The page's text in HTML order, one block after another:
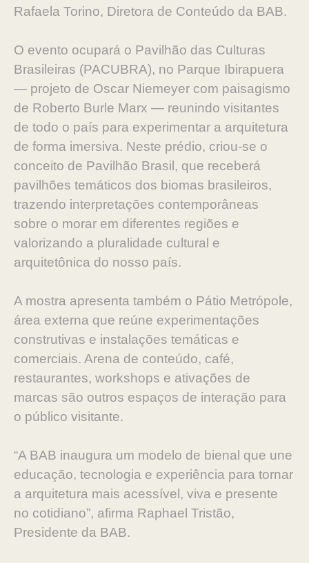
Rafaela Torino, Diretora de Conteúdo da BAB.
O evento ocupará o Pavilhão das Culturas
Brasileiras (PACUBRA), no Parque Ibirapuera
— projeto de Oscar Niemeyer com paisagismo
de Roberto Burle Marx — reunindo visitantes
de todo o país para experimentar a arquitetura
de forma imersiva. Neste prédio, criou-se o
conceito de Pavilhão Brasil, que receberá
pavilhões temáticos dos biomas brasileiros,
trazendo interpretações contemporâneas
sobre o morar em diferentes regiões e
valorizando a pluralidade cultural e
arquitetônica do nosso país.
A mostra apresenta também o Pátio Metrópole,
área externa que reúne experimentações
construtivas e instalações temáticas e
comerciais. Arena de conteúdo, café,
restaurantes, workshops e ativações de
marcas são outros espaços de interação para
o público visitante.
“A BAB inaugura um modelo de bienal que une
educação, tecnologia e experiência para tornar
a arquitetura mais acessível, viva e presente
no cotidiano”, afirma Raphael Tristão,
Presidente da BAB.